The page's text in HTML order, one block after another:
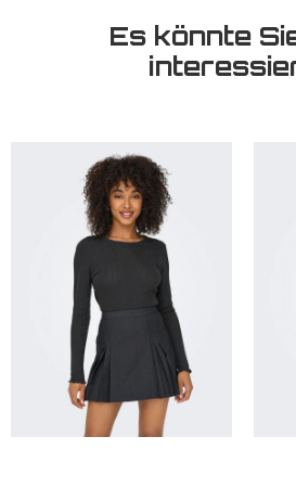
Es könnte